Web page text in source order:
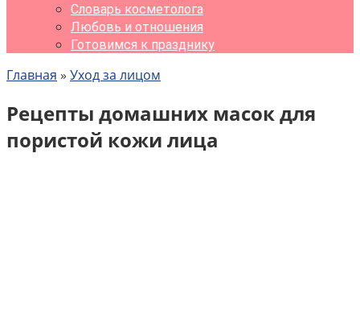
Словарь косметолога
Любовь и отношения
Готовимся к празднику
Главная » Уход за лицом
Рецепты домашних масок для
пористой кожи лица